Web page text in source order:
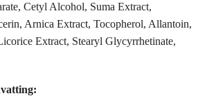
Cetyl Alcohol, Suma Extract,
Arnica Extract, Tocopherol, Allantoin,
Extract, Stearyl Glycyrrhetinate,